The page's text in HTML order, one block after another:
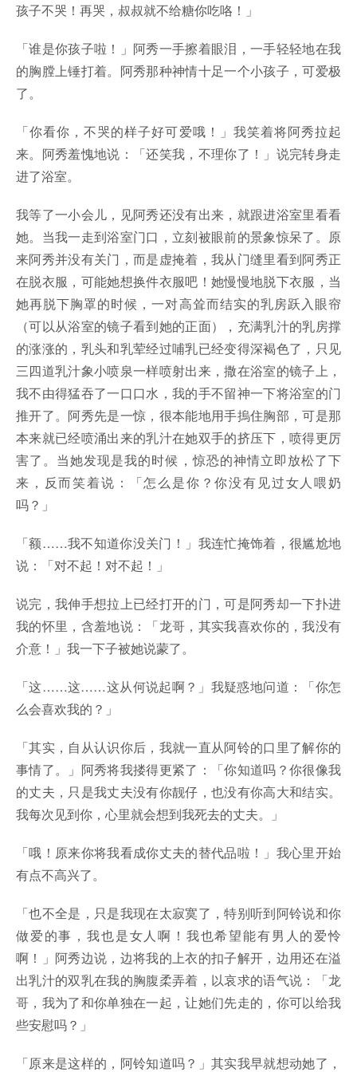
孩子不哭！再哭，叔叔就不给糖你吃咯！」
「谁是你孩子啦！」阿秀一手擦着眼泪，一手轻轻地在我
的胸膛上锤打着。阿秀那种神情十足一个小孩子，可爱极
了。
「你看你，不哭的样子好可爱哦！」我笑着将阿秀拉起
来。阿秀羞愧地说：「还笑我，不理你了！」说完转身走
进了浴室。
我等了一小会儿，见阿秀还没有出来，就跟进浴室里看看
她。当我一走到浴室门口，立刻被眼前的景象惊呆了。原
来阿秀并没有关门，而是虚掩着，我从门缝里看到阿秀正
在脱衣服，可能她想换件衣服吧！她慢慢地脱下衣服，当
她再脱下胸罩的时候，一对高耸而结实的乳房跃入眼帘
（可以从浴室的镜子看到她的正面），充满乳汁的乳房撑
的涨涨的，乳头和乳荤经过哺乳已经变得深褐色了，只见
三四道乳汁象小喷泉一样喷射出来，撒在浴室的镜子上，
我不由得猛吞了一口口水，我的手不留神一下将浴室的门
推开了。阿秀先是一惊，很本能地用手摀住胸部，可是那
本来就已经喷涌出来的乳汁在她双手的挤压下，喷得更厉
害了。当她发现是我的时候，惊恐的神情立即放松了下
来，反而笑着说：「怎么是你？你没有见过女人喂奶
吗？」
「额……我不知道你没关门！」我连忙掩饰着，很尴尬地
说：「对不起！对不起！」
说完，我伸手想拉上已经打开的门，可是阿秀却一下扑进
我的怀里，含羞地说：「龙哥，其实我喜欢你的，我没有
介意！」我一下子被她说蒙了。
「这……这……这从何说起啊？」我疑惑地问道：「你怎
么会喜欢我的？」
「其实，自从认识你后，我就一直从阿铃的口里了解你的
事情了。」阿秀将我搂得更紧了：「你知道吗？你很像我
的丈夫，只是我丈夫没有你靓仔，也没有你高大和结实。
我每次见到你，心里就会想到我死去的丈夫。」
「哦！原来你将我看成你丈夫的替代品啦！」我心里开始
有点不高兴了。
「也不全是，只是我现在太寂寞了，特别听到阿铃说和你
做爱的事，我也是女人啊！我也希望能有男人的爱怜
啊！」阿秀边说，边将我的上衣的扣子解开，边用还在溢
出乳汁的双乳在我的胸腹柔弄着，以哀求的语气说：「龙
哥，我为了和你单独在一起，让她们先走的，你可以给我
些安慰吗？」
「原来是这样的，阿铃知道吗？」其实我早就想动她了，